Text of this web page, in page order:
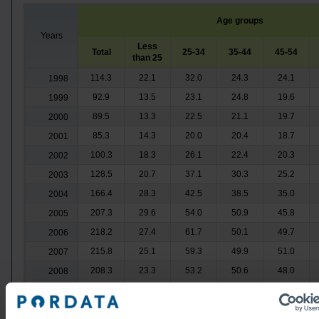
Years
Age groups
Total
Less
than 25
25-34 35-44 45-54
1998 114.3 22.1 32.0 24.3
24.1
1999
92.9 13.5 23.1 24.8
19.6
2000
89.5 13.3 22.5 21.1
19.7
2001
85.3 14.3 20.0 20.4
18.7
2002
100.3 18.3 26.1 22.4
20.3
2003
128.5 20.7 37.1 30.3
25.2
2004
166.4 28.3 42.5 38.5
35.0
2005
207.3 29.6 54.0 50.9
45.8
2006
218.2 27.4 61.7 50.1
49.7
2007
215.8 25.1 59.3 49.9
51.0
2008
208.3 23.3 53.2 50.6
48.0
2010
320.0
74.9